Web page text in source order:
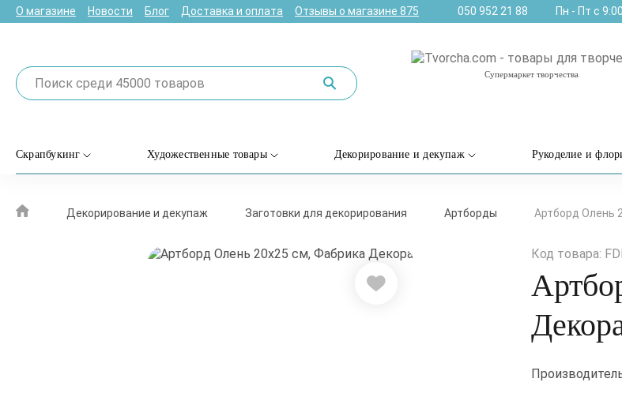
О магазине Новости Блог Доставка и оплата Отзывы о магазине 875 050 952 21 88 Пн - Пт с
Супермаркет творчества
Скрапбукинг Художественные товары Декорирование и декупаж Рукоделие и
Декорирование и декупаж Заготовки для декорирования Артборды Артборд Олень
Код товара: